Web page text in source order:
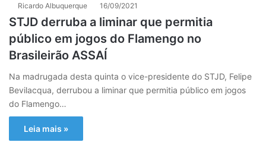
Ricardo Albuquerque 16/09/2021
STJD derruba a liminar que permitia
público em jogos do Flamengo no
Brasileirão ASSAÍ
Na madrugada desta quinta o vice-presidente do STJD, Felipe
Bevilacqua, derrubou a liminar que permitia público em jogos
do Flamengo…
Leia mais »